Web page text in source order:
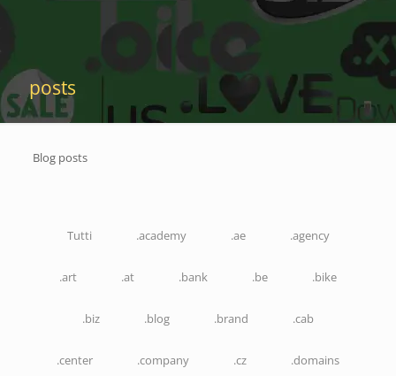
posts
Blog posts
Tutti .academy .ae .agency
.art .at .bank .be .bike
.biz .blog .brand .cab
.center .company .cz .domains